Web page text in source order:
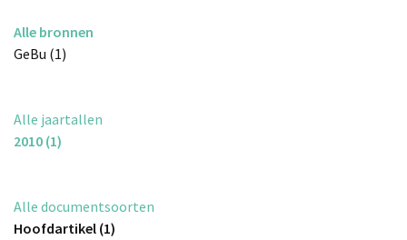
Alle bronnen
GeBu (1)
Alle jaartallen
2010 (1)
Alle documentsoorten
Hoofdartikel (1)